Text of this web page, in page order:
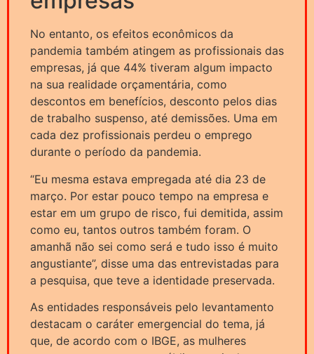
No entanto, os efeitos econômicos da
pandemia também atingem as profissionais das
empresas, já que 44% tiveram algum impacto
na sua realidade orçamentária, como
descontos em benefícios, desconto pelos dias
de trabalho suspenso, até demissões. Uma em
cada dez profissionais perdeu o emprego
durante o período da pandemia.
“Eu mesma estava empregada até dia 23 de
março. Por estar pouco tempo na empresa e
estar em um grupo de risco, fui demitida, assim
como eu, tantos outros também foram. O
amanhã não sei como será e tudo isso é muito
angustiante”, disse uma das entrevistadas para
a pesquisa, que teve a identidade preservada.
As entidades responsáveis pelo levantamento
destacam o caráter emergencial do tema, já
que, de acordo com o IBGE, as mulheres